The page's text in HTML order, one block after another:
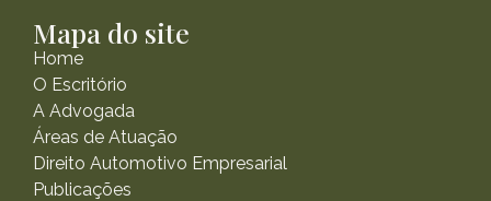
Mapa do site
Home
O Escritório
A Advogada
Áreas de Atuação
Direito Automotivo Empresarial
Publicações